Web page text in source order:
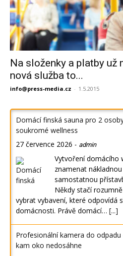
Na složenky a platby
nová služba to...
info@press-media.cz - 1.5.2015
Domácí finská sauna pro 2
soukromé wellness
27 července 2026 - admin
Vytvoření domácího
znamenat
samostatnou
Někdy stačí
vybrat vybavení, které odpovídá
domácnosti. Právě domácí… [...]
Profesionální kamera do
kam oko nedosáhne